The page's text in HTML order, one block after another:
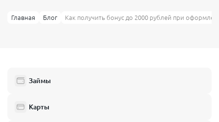
Главная Блог Как получить бонус до 2000 рублей при
Займы
Карты